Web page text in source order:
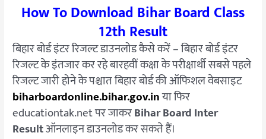
How To Download Bihar Board Class
12th Result
बिहार बोर्ड इंटर रिजल्ट डाउनलोड कैसे करें – बिहार बोर्ड इंटर
रिजल्ट के इंतजार कर रहे बारहवीं कक्षा के परीक्षार्थी सबसे पहले
रिजल्ट जारी होने के पश्चात बिहार बोर्ड की ऑफिशल वेबसाइट
biharboardonline.bihar.gov.inया फिर
educationtak.net पर जाकरBihar Board Inter
Resultऑनलाइन डाउनलोड कर सकते हैं।